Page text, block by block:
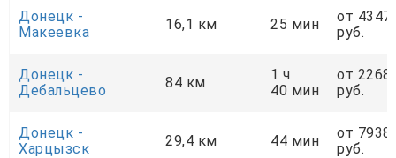
Донецк -
Макеевка
16,1 км 25 мин
от 4347
руб.
Донецк -
Дебальцево
84 км
1 ч
40 мин
от 2268
руб.
Донецк -
Харцызск
29,4 км 44 мин
от 7938
руб.